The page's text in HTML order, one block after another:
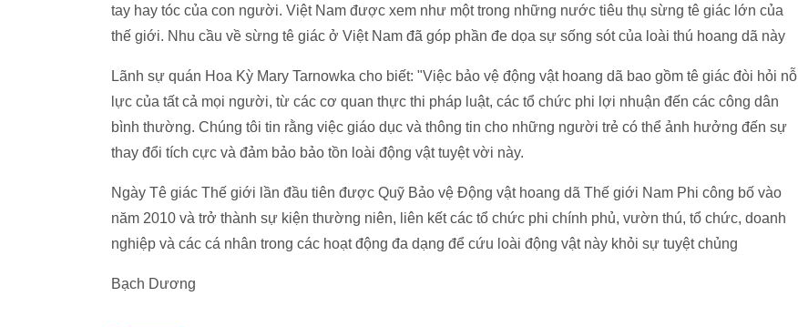
tay hay tóc của con người. Việt Nam được xem như một trong những nước tiêu thụ sừng tê giác lớn của
thế giới. Nhu cầu về sừng tê giác ở Việt Nam đã góp phần đe dọa sự sống sót của loài thú hoang dã này
Lãnh sự quán Hoa Kỳ Mary Tarnowka cho biết: "Việc bảo vệ động vật hoang dã bao gồm tê giác đòi hỏi nỗ
lực của tất cả mọi người, từ các cơ quan thực thi pháp luật, các tổ chức phi lợi nhuận đến các công dân
bình thường. Chúng tôi tin rằng việc giáo dục và thông tin cho những người trẻ có thể ảnh hưởng đến sự
thay đổi tích cực và đảm bảo bảo tồn loài động vật tuyệt vời này.
Ngày Tê giác Thế giới lần đầu tiên được Quỹ Bảo vệ Động vật hoang dã Thế giới Nam Phi công bố vào
năm 2010 và trở thành sự kiện thường niên, liên kết các tổ chức phi chính phủ, vườn thú, tổ chức, doanh
nghiệp và các cá nhân trong các hoạt động đa dạng để cứu loài động vật này khỏi sự tuyệt chủng
Bạch Dương